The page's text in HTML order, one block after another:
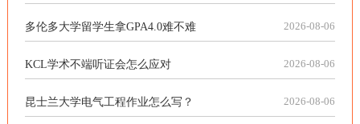
多伦多大学留学生拿GPA4.0难不难 2026-08-06
KCL学术不端听证会怎么应对 2026-08-06
昆士兰大学电气工程作业怎么写？ 2026-08-06